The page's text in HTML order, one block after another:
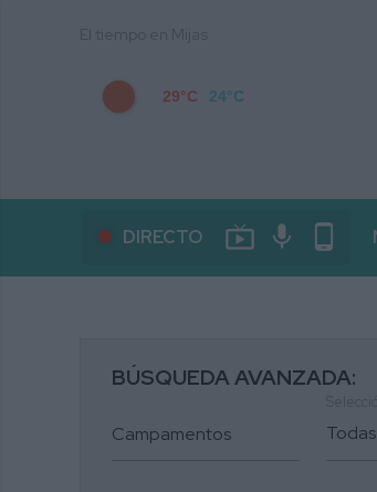
29°C 24°C
DIRECTO live_tv mic phone_android
BÚSQUEDA AVANZADA: